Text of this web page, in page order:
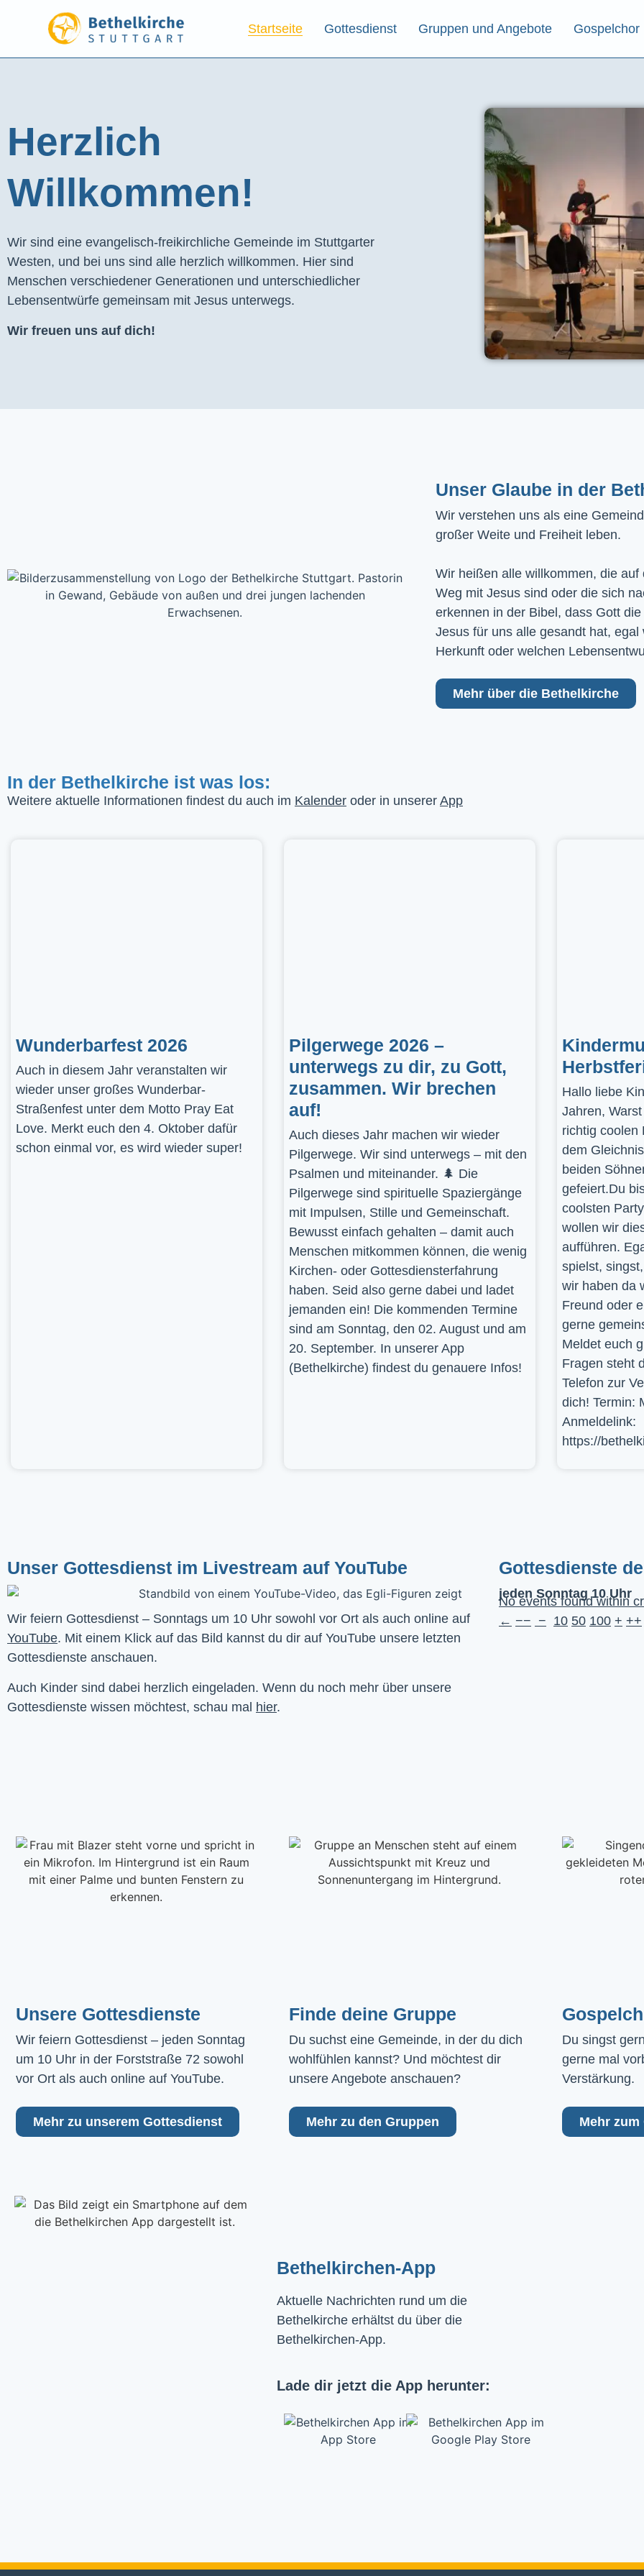
Startseite Gottesdienst Gruppen und Angebote Gospelchor
Herzlich
Willkommen!
Wir sind eine evangelisch-freikirchliche Gemeinde im Stuttgarter
Westen, und bei uns sind alle herzlich willkommen. Hier sind
Menschen verschiedener Generationen und unterschiedlicher
Lebensentwürfe gemeinsam mit Jesus unterwegs.
Wir freuen uns auf dich!
Unser Glaube in der
Wir verstehen uns als eine
großer Weite und Freiheit leben.
Wir heißen alle willkommen, die
Weg mit Jesus sind oder die sich
erkennen in der Bibel, dass Gott
Jesus für uns alle gesandt hat,
Herkunft oder welchen
Mehr über die Bethelkirche
In der Bethelkirche ist was los:
Weitere aktuelle Informationen findest du auch im Kalender oder in unserer App
Wunderbarfest 2026
Auch in diesem Jahr veranstalten wir
wieder unser großes Wunderbar-
Straßenfest unter dem Motto Pray Eat
Love. Merkt euch den 4. Oktober dafür
schon einmal vor, es wird wieder super!
Pilgerwege 2026 –
unterwegs zu dir, zu Gott,
zusammen. Wir brechen
auf!
Auch dieses Jahr machen wir wieder
Pilgerwege. Wir sind unterwegs – mit den
Psalmen und miteinander. 🌲 Die
Pilgerwege sind spirituelle Spaziergänge
mit Impulsen, Stille und Gemeinschaft.
Bewusst einfach gehalten – damit auch
Menschen mitkommen können, die wenig
Kirchen- oder Gottesdiensterfahrung
haben. Seid also gerne dabei und ladet
jemanden ein! Die kommenden Termine
sind am Sonntag, den 02. August und am
20. September. In unserer App
(Bethelkirche) findest du genauere Infos!
Hallo liebe
Jahren,
richtig coolen
dem
beiden
gefeiert.Du
coolsten
wollen wir
aufführen.
spielst,
wir haben da
Freund oder
gerne
Meldet euch
Fragen steht
Telefon zur
dich! Termin:
Anmeldelink:
https://
Unser Gottesdienst im Livestream auf YouTube
YouTube. Mit einem Klick auf das Bild kannst du dir auf YouTube unsere letzten
Gottesdienste anschauen.
Auch Kinder sind dabei herzlich eingeladen. Wenn du noch mehr über unsere
Gottesdienste wissen möchtest, schau mal hier.
Gottesdienste
jeden Sonntag 10 Uhr
No events found within
← −− − 10 50 100 + ++
Unsere Gottesdienste
Wir feiern Gottesdienst – jeden Sonntag
um 10 Uhr in der Forststraße 72 sowohl
vor Ort als auch online auf YouTube.
Mehr zu unserem Gottesdienst
Finde deine Gruppe
Du suchst eine Gemeinde, in der du dich
wohlfühlen kannst? Und möchtest dir
unsere Angebote anschauen?
Mehr zu den Gruppen
Du singst
gerne mal
Verstärkung.
Mehr
Bethelkirchen-App
Aktuelle Nachrichten rund um die
Bethelkirche erhältst du über die
Bethelkirchen-App.
Lade dir jetzt die App herunter: